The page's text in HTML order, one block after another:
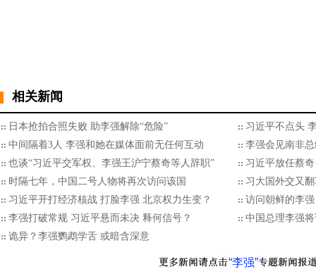
相关新闻
日本抢拍合照失败 助李强解除“危险”
习近平不点头
中间隔着3人 李强和她在媒体面前无任何互动
李强会见南非
也谈“习近平交军权、李强王沪宁蔡奇等人辞职”
习近平放任蔡
时隔七年，中国二号人物将再次访问该国
习大国外交又
习近平开打经济核战 打脸李强 北京权力生变？
访问朝鲜的李
李强打破常规 习近平悬而未决 释何信号？
中国总理李强
诡异？李强鹦鹉学舌 或暗含深意
“李强”